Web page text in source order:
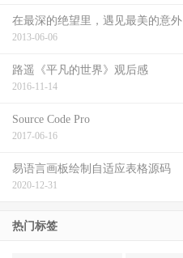
在最深的绝望里，遇见最美的意外
2013-06-06
路遥《平凡的世界》观后感
2016-11-14
Source Code Pro
2017-06-16
易语言画板绘制自适应表格源码
2020-12-31
热门标签